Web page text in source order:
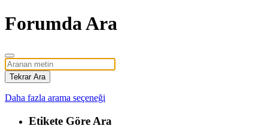
Forumda Ara
Tekrar Ara
Daha fazla arama seçeneği
Etikete Göre Ara